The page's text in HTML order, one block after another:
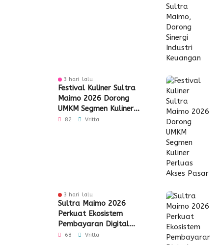
3 hari lalu
Festival Kuliner Sultra
Maimo 2026 Dorong
UMKM Segmen Kuliner
Perluas Akses Pasar
82 Vritta
3 hari lalu
Sultra Maimo 2026
Perkuat Ekosistem
Pembayaran Digital
Berbasis QRIS
68 Vritta